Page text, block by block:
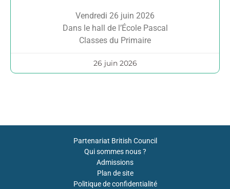
Vendredi 26 juin 2026
Dans le hall de l’École Pascal
Classes du Primaire
26 juin 2026
Partenariat British Council
Qui sommes nous ?
Admissions
Plan de site
Politique de confidentialité